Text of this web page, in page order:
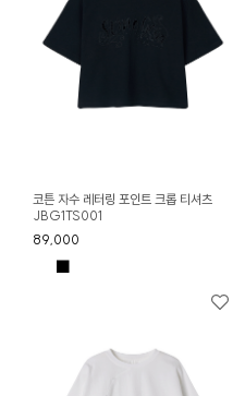
코튼 자수 레터링 포인트 크롭 티셔츠
JBG1TS001
89,000
■